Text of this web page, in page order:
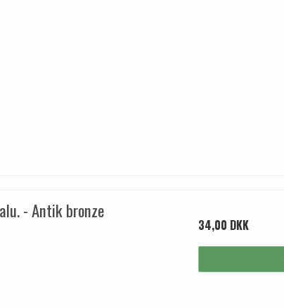
- Antik bronze
34,00 DKK